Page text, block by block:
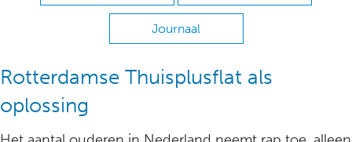
Journaal
Rotterdamse Thuisplusflat als
oplossing